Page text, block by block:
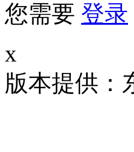
您需要 登录
x
版本提供